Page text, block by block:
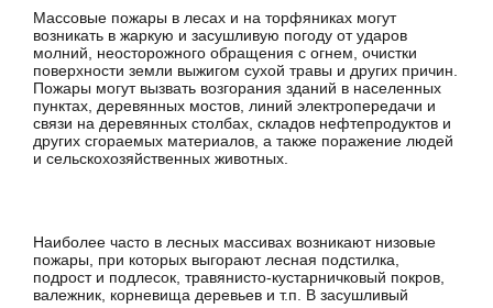
Массовые пожары в лесах и на торфяниках могут
возникать в жаркую и засушливую погоду от ударов
молний, неосторожного обращения с огнем, очистки
поверхности земли выжигом сухой травы и других причин.
Пожары могут вызвать возгорания зданий в населенных
пунктах, деревянных мостов, линий электропередачи и
связи на деревянных столбах, складов нефтепродуктов и
других сгораемых материалов, а также поражение людей
и сельскохозяйственных животных.
Наиболее часто в лесных массивах возникают низовые
пожары, при которых выгорают лесная подстилка,
подрост и подлесок, травянисто-кустарничковый покров,
валежник, корневища деревьев и т.п. В засушливый